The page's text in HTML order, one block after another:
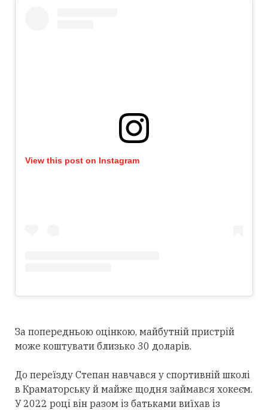
View this post on Instagram
За попередньою оцінкою, майбутній пристрій
може коштувати близько 30 доларів.
До переїзду Степан навчався у спортивній школі
в Краматорську й майже щодня займався хокеєм.
У 2022 році він разом із батьками виїхав із